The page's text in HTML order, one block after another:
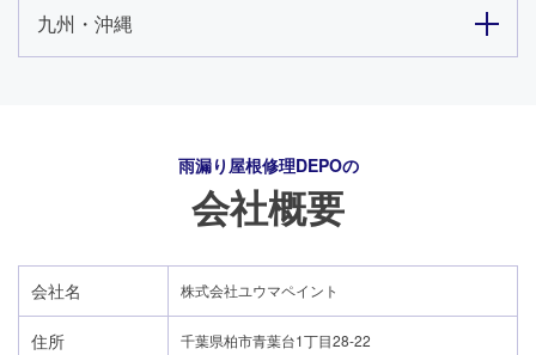
九州・沖縄
雨漏り屋根修理DEPOの
会社概要
会社名 株式会社ユウマペイント
住所 千葉県柏市青葉台1丁目28-22